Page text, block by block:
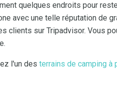
quelques endroits pour
avec une telle réputation de
clients sur Tripadvisor. Vous
l'un des terrains de camping à